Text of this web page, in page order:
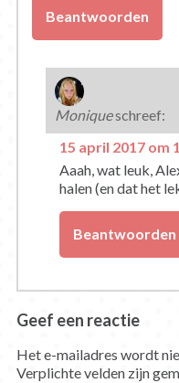
Beantwoorden
Moniqueschreef:
15 april 2017 om
Aaah, wat leuk,
halen (en dat het
Beantwoorden
Geef een reactie
Het e-mailadres wordt
Verplichte velden zijn